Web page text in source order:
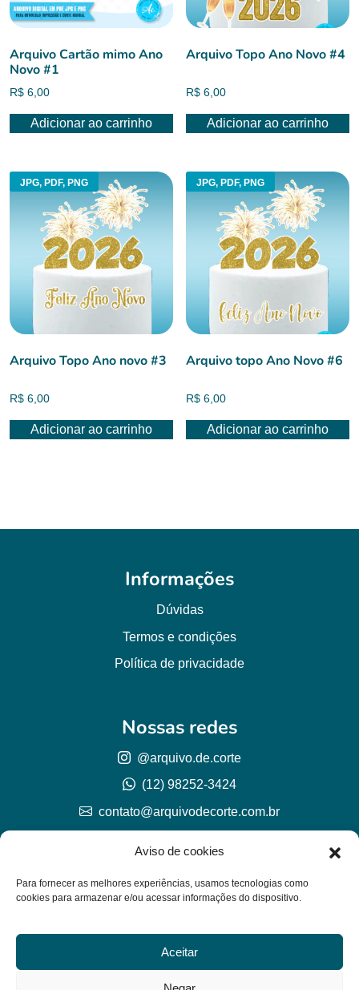
Aviso de cookies
Para fornecer as melhores experiências, usamos tecnologias como
cookies para armazenar e/ou acessar informações do dispositivo.
Aceitar
Arquivo Cartão mimo Ano
Novo #1
R$ 6,00
Adicionar ao carrinho
Arquivo Topo Ano Novo #4
R$ 6,00
Adicionar ao carrinho
JPG, PDF, PNG
Arquivo Topo Ano novo #3
R$ 6,00
Adicionar ao carrinho
JPG, PDF, PNG
Arquivo topo Ano Novo #6
R$ 6,00
Adicionar ao carrinho
Informações
Dúvidas
Termos e condições
Política de privacidade
© Arquivo de corte 2026
CNPJ 57.978.789/0001-77
Nossas redes
@arquivo.de.corte
(12) 98252-3424
contato@arquivodecorte.com.br